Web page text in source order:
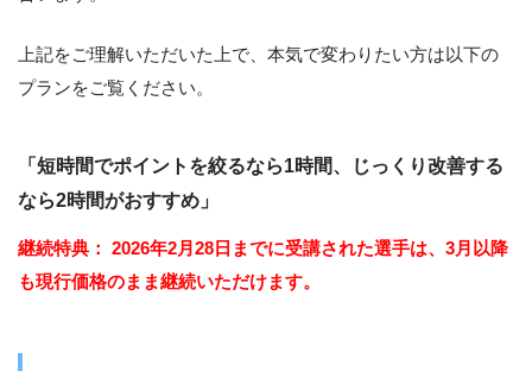
上記をご理解いただいた上で、本気で変わりたい方は以下の
プランをご覧ください。
「短時間でポイントを絞るなら1時間、じっくり改善する
なら2時間がおすすめ」
継続特典：
2026年2月28日までに受講された選手は、3月以降
も現行価格のまま継続いただけます。